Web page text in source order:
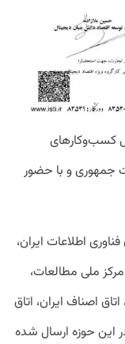
کسب‌وکارهای
جمهوری و با حضور
اطلاعات ایران،
ملی مطالعات،
اصناف ایران، اتاق
این حوزه ارسال شده